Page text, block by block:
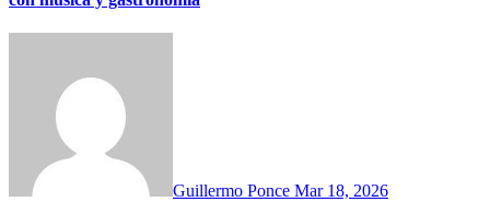
Guillermo Ponce Mar 18, 2026